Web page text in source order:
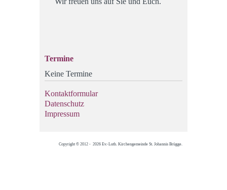
Termine
Keine Termine
Kontaktformular
Datenschutz
Impressum
Copyright © 2012 - 2026 Ev.-Luth. Kirchengemeinde St. Johannis Brügge.